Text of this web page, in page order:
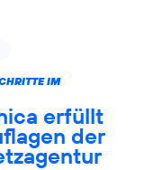
IM
erfüllt
der